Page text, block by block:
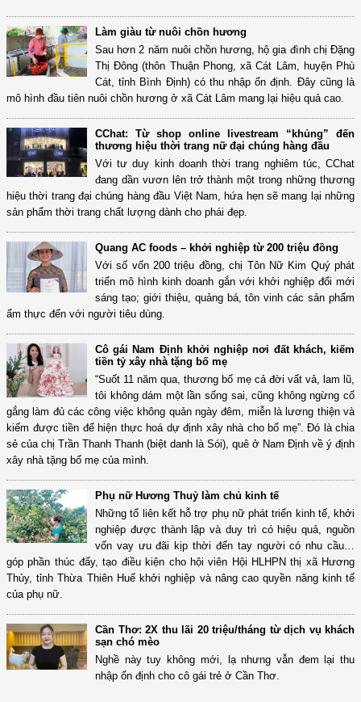
Làm giàu từ nuôi chồn hương
Sau hơn 2 năm nuôi chồn hương, hộ gia đình chị Đặng
Thị Đông (thôn Thuận Phong, xã Cát Lâm, huyện Phù
Cát, tỉnh Bình Định) có thu nhập ổn định. Đây cũng là
mô hình đầu tiên nuôi chồn hương ở xã Cát Lâm mang lại hiệu quả cao.
CChat: Từ shop online livestream “khủng” đến
thương hiệu thời trang nữ đại chúng hàng đầu
Với tư duy kinh doanh thời trang nghiêm túc, CChat
đang dần vươn lên trở thành một trong những thương
hiệu thời trang đại chúng hàng đầu Việt Nam, hứa hẹn sẽ mang lại những
sản phẩm thời trang chất lượng dành cho phái đẹp.
Quang AC foods – khởi nghiệp từ 200 triệu đồng
Với số vốn 200 triệu đồng, chị Tôn Nữ Kim Quý phát
triển mô hình kinh doanh gắn với khởi nghiệp đổi mới
sáng tạo; giới thiệu, quảng bá, tôn vinh các sản phẩm
ẩm thực đến với người tiêu dùng.
Cô gái Nam Định khởi nghiệp nơi đất khách, kiếm
tiền tỷ xây nhà tặng bố mẹ
“Suốt 11 năm qua, thương bố mẹ cả đời vất vả, lam lũ,
tôi không dám một lần sống sai, cũng không ngừng cố
gắng làm đủ các công việc không quản ngày đêm, miễn là lương thiện và
kiếm được tiền để hiện thực hoá dự định xây nhà cho bố mẹ”. Đó là chia
sẻ của chị Trần Thanh Thanh (biệt danh là Sói), quê ở Nam Định về ý định
xây nhà tặng bố mẹ của mình.
Phụ nữ Hương Thuỷ làm chủ kinh tế
Những tổ liên kết hỗ trợ phụ nữ phát triển kinh tế, khởi
nghiệp được thành lập và duy trì có hiệu quả, nguồn
vốn vay ưu đãi kịp thời đến tay người có nhu cầu…
góp phần thúc đẩy, tạo điều kiện cho hội viên Hội HLHPN thị xã Hương
Thủy, tỉnh Thừa Thiên Huế khởi nghiệp và nâng cao quyền năng kinh tế
của phụ nữ.
Cần Thơ: 2X thu lãi 20 triệu/tháng từ dịch vụ khách
sạn chó mèo
Nghề này tuy không mới, lạ nhưng vẫn đem lại thu
nhập ổn định cho cô gái trẻ ở Cần Thơ.